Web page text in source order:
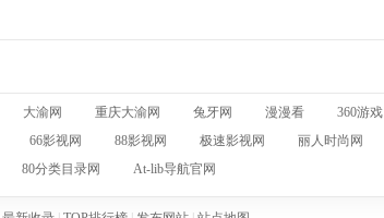
大渝网 重庆大渝网 兔牙网 漫漫看 360游戏
66影视网 88影视网 极速影视网 丽人时尚网
80分类目录网 At-lib导航官网